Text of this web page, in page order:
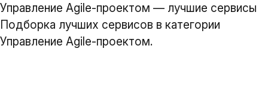
Управление Agile-проектом — лучшие сервисы
Подборка лучших сервисов в категории
Управление Agile-проектом.